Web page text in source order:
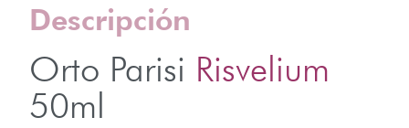
Descripción
Orto Parisi Risvelium
50ml